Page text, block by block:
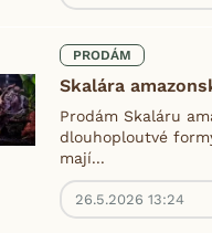
PRODÁM
Skalára
Prodám Skaláru
dlouhoploutvé
mají...
26.5.2026 13:24